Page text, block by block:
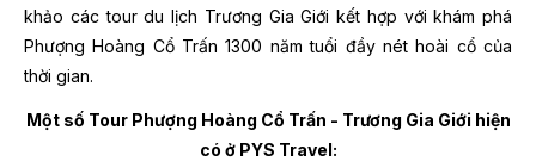
khảo các tour du lịch Trương Gia Giới kết hợp với khám phá
Phượng Hoàng Cổ Trấn 1300 năm tuổi đầy nét hoài cổ của
thời gian.
Một số Tour Phượng Hoàng Cổ Trấn - Trương Gia Giới hiện
có ở PYS Travel: